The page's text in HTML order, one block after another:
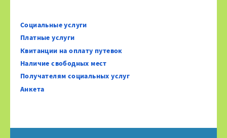
Социальные услуги
Платные услуги
Квитанции на оплату путевок
Наличие свободных мест
Получателям социальных услуг
Анкета